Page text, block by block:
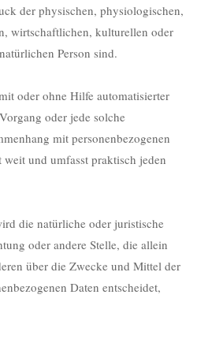
der physischen, physiologischen,
wirtschaftlichen, kulturellen oder
Person sind.
oder ohne Hilfe automatisierter
oder jede solche
mit personenbezogenen
und umfasst praktisch jeden
die natürliche oder juristische
oder andere Stelle, die allein
über die Zwecke und Mittel der
Daten entscheidet,